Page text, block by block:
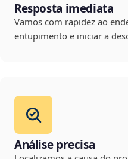
Resposta imediata
Vamos com rapidez ao
entupimento e iniciar a
Análise precisa